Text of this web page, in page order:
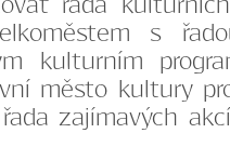
s
kulturním
město kultury
zajímavých